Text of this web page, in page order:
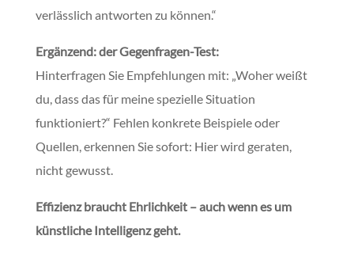
verlässlich antworten zu können.“
Ergänzend: der Gegenfragen-Test:
Hinterfragen Sie Empfehlungen mit: „Woher weißt
du, dass das für meine spezielle Situation
funktioniert?“ Fehlen konkrete Beispiele oder
Quellen, erkennen Sie sofort: Hier wird geraten,
nicht gewusst.
Effizienz braucht Ehrlichkeit – auch wenn es um
künstliche Intelligenz geht.